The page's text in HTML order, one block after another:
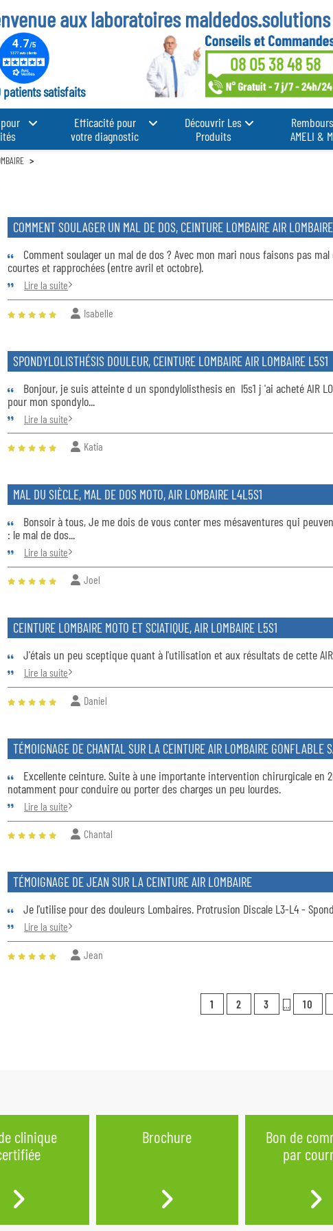
aux laboratoiresmaldedos.solutions
satisfaits
08 05 38 48 58
Efficacité pour
votre diagnostic
Découvrir Les
Produits
AMELI &
COMMENT SOULAGER UN MAL DE DOS, CEINTURE LOMBAIRE AIR
Comment soulager un mal de dos ? Avec mon mari nous faisons pas
courtes et rapprochées (entre avril et octobre).
Lire la suite
Isabelle
SPONDYLOLISTHÉSIS DOULEUR, CEINTURE LOMBAIRE AIR LOMBAIRE L5S1
Bonjour, je suis atteinte d un spondylolisthesis en l5s1 j 'ai acheté AIR
pour mon spondylo...
Lire la suite
Katia
MAL DU SIÈCLE, MAL DE DOS MOTO, AIR LOMBAIRE L4L5S1
Bonsoir à tous, Je me dois de vous conter mes mésaventures qui
: le mal de dos...
Lire la suite
Joel
CEINTURE LOMBAIRE MOTO ET SCIATIQUE, AIR LOMBAIRE L5S1
J'étais un peu sceptique quant à l'utilisation et aux résultats de cette AIR
Lire la suite
Daniel
TÉMOIGNAGE DE CHANTAL SUR LA CEINTURE AIR LOMBAIRE GONFLABLE
Excellente ceinture. Suite à une importante intervention chirurgicale en
notamment pour conduire ou porter des charges un peu lourdes.
Lire la suite
Chantal
TÉMOIGNAGE DE JEAN SUR LA CEINTURE AIR LOMBAIRE
Je l'utilise pour des douleurs Lombaires. Protrusion Discale L3-L4 -
Lire la suite
Jean
1 2 3 ... 10
clinique
Brochure
Bon de
par